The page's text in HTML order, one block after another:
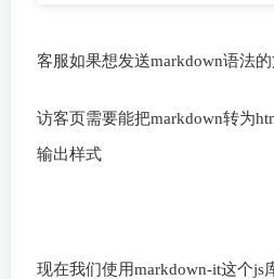
客服如果想发送markdown语法
访客页需要能把markdown转为
输出样式
现在我们使用markdown-it这个js